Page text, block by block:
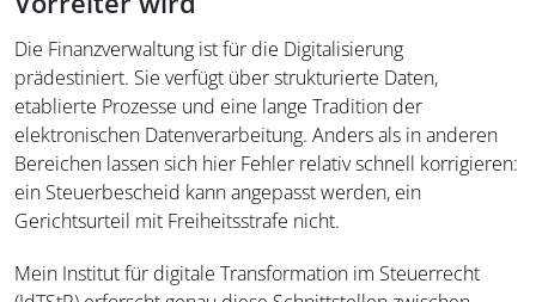
Die Finanzverwaltung ist für die Digitalisierung
prädestiniert. Sie verfügt über strukturierte Daten,
etablierte Prozesse und eine lange Tradition der
elektronischen Datenverarbeitung. Anders als in anderen
Bereichen lassen sich hier Fehler relativ schnell korrigieren:
ein Steuerbescheid kann angepasst werden, ein
Gerichtsurteil mit Freiheitsstrafe nicht.
Mein Institut für digitale Transformation im Steuerrecht